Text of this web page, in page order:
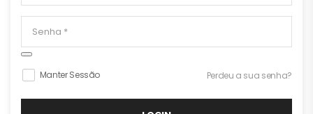
Manter Sessão Perdeu a sua senha?
I concordar com opolítica de privacidade